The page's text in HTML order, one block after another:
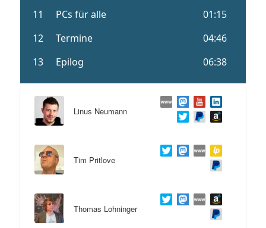
Linus Neumann
Tim Pritlove
Thomas Lohninger